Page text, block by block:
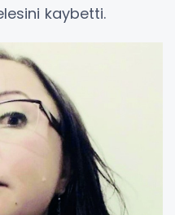
kaybetti.